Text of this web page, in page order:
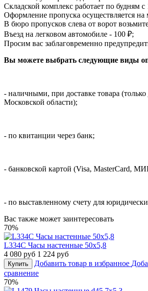
Складской комплекс работает по будням с
Оформление пропуска осуществляется на
В бюро пропусков слева от ворот
Въезд на легковом автомобиле - 100 ₽;
Просим вас заблаговременно
Вы можете выбрать следующие виды
- наличными, при доставке товара
Московской области);
- по квитанции через банк;
- банковской картой (Visa, MasterCard,
- по выставленному счету для
Вас также может заинтересовать
70%
L334C Часы настенные 50х5,8
4 080 руб 1 224 руб
Купить Добавить товар в избранное
сравнение
70%